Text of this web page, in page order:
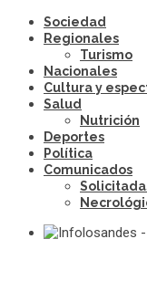
Sociedad
Regionales
Turismo
Nacionales
Cultura y
Salud
Nutrición
Deportes
Política
Comunicados